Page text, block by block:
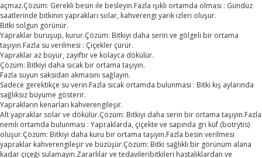
açmaz.Çözüm: Gerekli besin ile besleyin.Fazla ışıklı ortamda olması : Gündüz
saatlerinde bitkinin yaprakları solar, kahverengi yarık izleri oluşur.
Bitki solgun görünür.
Yapraklar buruşup, kurur.Çözüm: Bitkiyi daha serin ve gölgeli bir ortama
taşıyın.Fazla su verilmesi : Çiçekler çürür.
Yapraklar az büyür, zayıftır ve kolayca dökülür.
Çözüm: Bitkiyi daha sıcak bir ortama taşıyın.
Fazla suyun saksıdan akmasını sağlayın.
Sadece gerektikçe su verin.Fazla sıcak ortamda bulunması : Bitki kış aylarında
sağlıksız büyüme gösterir.
Yaprakların kenarları kahverengileşir.
Alt yapraklar solar ve dökülür.Çözüm: Bitkiyi daha serin bir ortama taşıyın.Fazla
nemli ortamda bulunması : Yapraklarda, çiçekte ve sapında gri küf (botrytis)
oluşur.Çözüm: Bitkiyi daha kuru bir ortama taşıyın.Fazla besin verilmesi
yapraklar kahverengileşir ve büzüşür.Çözüm: Bitki sağlıklı bir görünüm alana
kadar çiçeği sulamayın.Zararlılar ve tedavileribitkileri hastalıklardan ve